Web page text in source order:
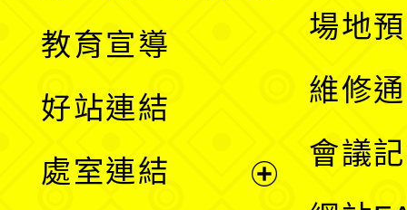
單
教育宣導
好站連結
處室連結
場地
維修
會議